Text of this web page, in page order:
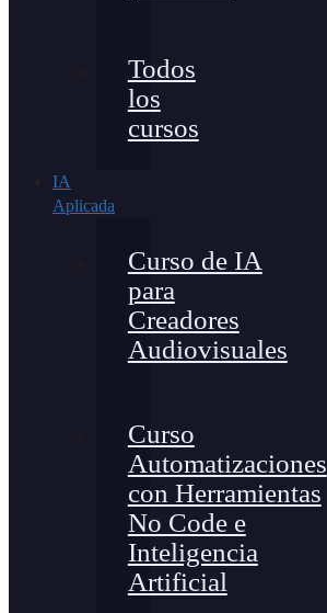
Todos
los
cursos
IA
Aplicada
Curso de IA
para
Creadores
Audiovisuales
Curso
Automatizaciones
con Herramientas
No Code e
Inteligencia
Artificial